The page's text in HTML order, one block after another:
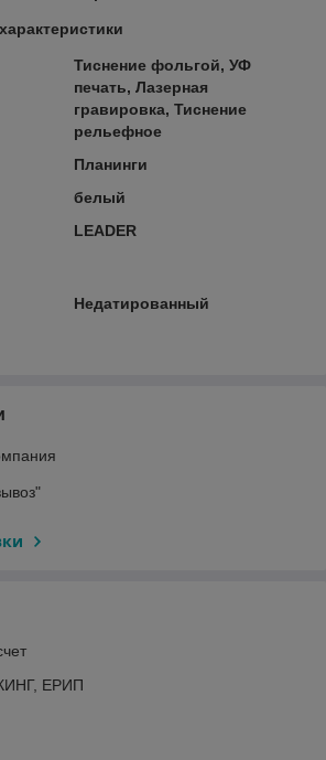
Тиснение фольгой, УФ
печать, Лазерная
гравировка, Тиснение
рельефное
Планинги
белый
LEADER
Недатированный
ЕРИП